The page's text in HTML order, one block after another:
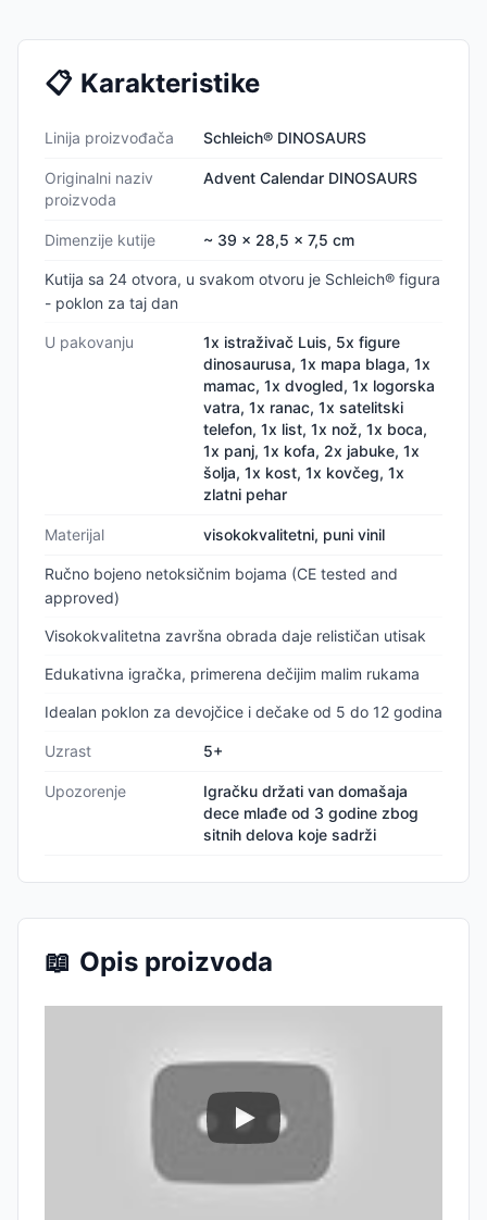
📋 Karakteristike
Linija proizvođača Schleich® DINOSAURS
Originalni naziv
proizvoda
Advent Calendar DINOSAURS
Dimenzije kutije ~ 39 x 28,5 x 7,5 cm
Kutija sa 24 otvora, u svakom otvoru je Schleich® figura
- poklon za taj dan
U pakovanju
1x istraživač Luis, 5x figure
dinosaurusa, 1x mapa blaga, 1x
mamac, 1x dvogled, 1x logorska
vatra, 1x ranac, 1x satelitski
telefon, 1x list, 1x nož, 1x boca,
1x panj, 1x kofa, 2x jabuke, 1x
šolja, 1x kost, 1x kovčeg, 1x
zlatni pehar
Materijal visokokvalitetni, puni vinil
Ručno bojeno netoksičnim bojama (CE tested and
approved)
Visokokvalitetna završna obrada daje relističan utisak
Edukativna igračka, primerena dečijim malim rukama
Idealan poklon za devojčice i dečake od 5 do 12 godina
Uzrast 5+
Upozorenje
Igračku držati van domašaja
dece mlađe od 3 godine zbog
sitnih delova koje sadrži
📖 Opis proizvoda